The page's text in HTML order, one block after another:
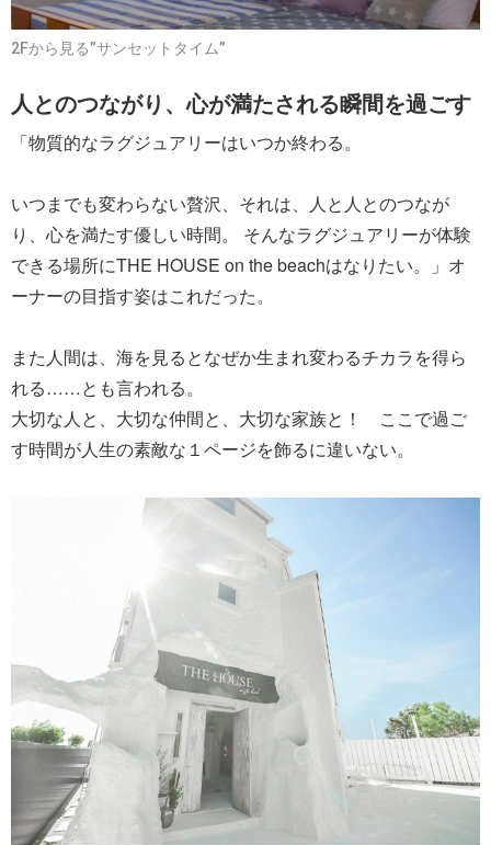
2Fから見る”サンセットタイム”
人とのつながり、心が満たされる瞬間を過ごす
「物質的なラグジュアリーはいつか終わる。
いつまでも変わらない贅沢、それは、人と人とのつなが
り、心を満たす優しい時間。 そんなラグジュアリーが体験
できる場所にTHE HOUSE on the beachはなりたい。」オ
ーナーの目指す姿はこれだった。
また人間は、海を見るとなぜか生まれ変わるチカラを得ら
れる……とも言われる。
大切な人と、大切な仲間と、大切な家族と！ ここで過ご
す時間が人生の素敵な１ページを飾るに違いない。